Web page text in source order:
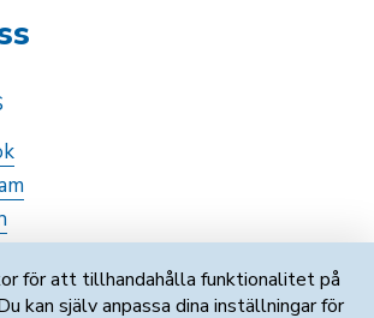
för att tillhandahålla funktionalitet på
kan själv anpassa dina inställningar för